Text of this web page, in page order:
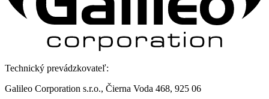
Technický prevádzkovateľ:
Galileo Corporation s.r.o., Čierna Voda 468, 925 06